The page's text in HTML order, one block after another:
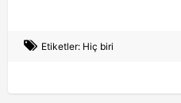
Etiketler: Hiç biri